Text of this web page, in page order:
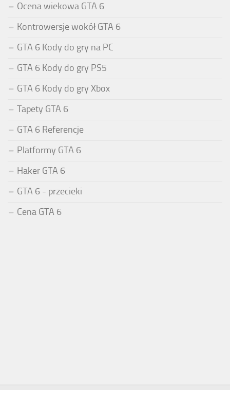
Ocena wiekowa GTA 6
Kontrowersje wokół GTA 6
GTA 6 Kody do gry na PC
GTA 6 Kody do gry PS5
GTA 6 Kody do gry Xbox
Tapety GTA 6
GTA 6 Referencje
Platformy GTA 6
Haker GTA 6
GTA 6 - przecieki
Cena GTA 6